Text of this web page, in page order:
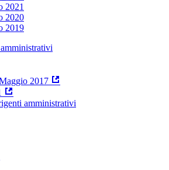
2021
2020
2019
2017
amministrativi